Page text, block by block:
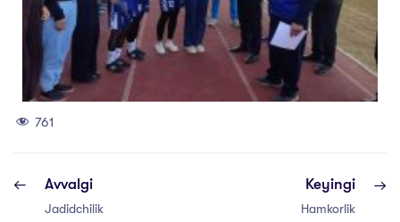
761
Avvalgi
Jadidchilik
Keyingi
Hamkorlik